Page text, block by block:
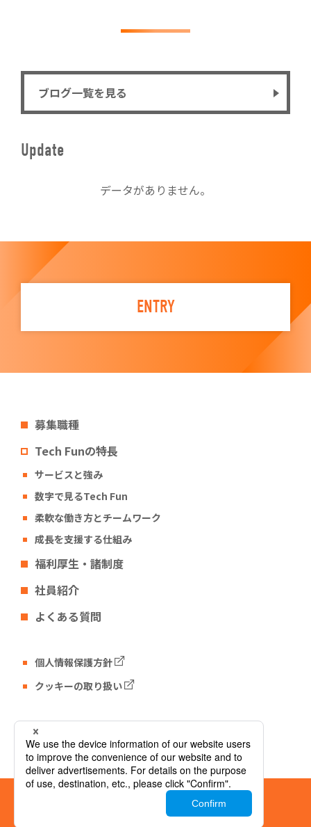
ブログ一覧を見る
Update
データがありません。
ENTRY
募集職種
Tech Funの特長
サービスと強み
数字で見るTech Fun
柔軟な働き方とチームワーク
成長を支援する仕組み
福利厚生・諸制度
社員紹介
よくある質問
個人情報保護方針
クッキーの取り扱い
Tech Fun コーポレートサイト
© Tech Fun Corporation